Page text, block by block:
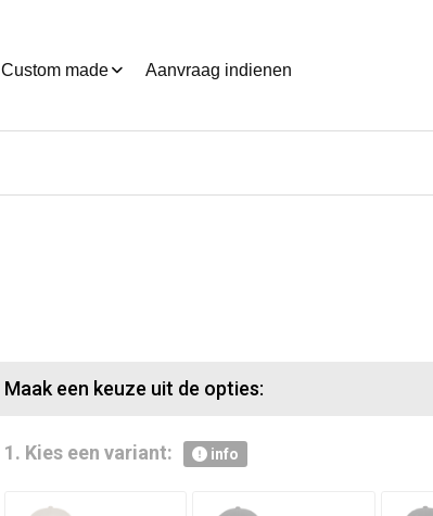
Custom made Aanvraag indienen
Maak een keuze uit de opties:
1. Kies een variant: info